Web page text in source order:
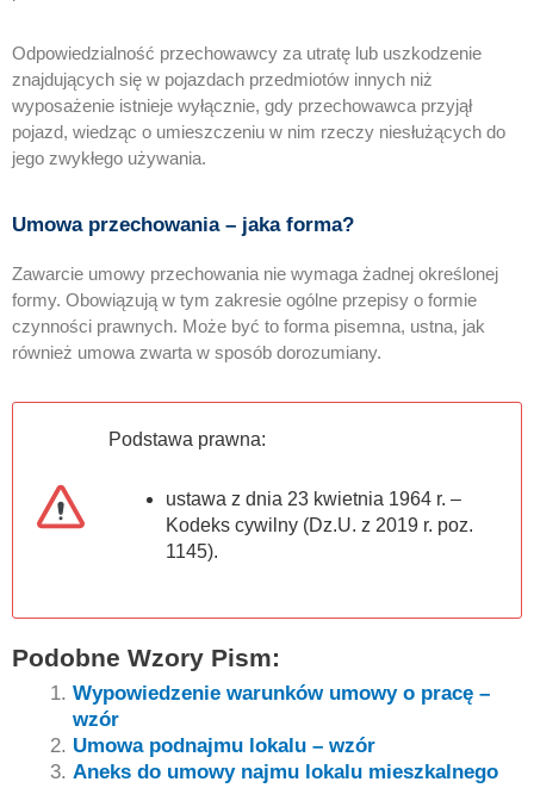
Odpowiedzialność przechowawcy za utratę lub uszkodzenie
znajdujących się w pojazdach przedmiotów innych niż
wyposażenie istnieje wyłącznie, gdy przechowawca przyjął
pojazd, wiedząc o umieszczeniu w nim rzeczy niesłużących do
jego zwykłego używania.
Umowa przechowania – jaka forma?
Zawarcie umowy przechowania nie wymaga żadnej określonej
formy. Obowiązują w tym zakresie ogólne przepisy o formie
czynności prawnych. Może być to forma pisemna, ustna, jak
również umowa zwarta w sposób dorozumiany.
Podstawa prawna:
ustawa z dnia 23 kwietnia 1964 r. –
Kodeks cywilny (Dz.U. z 2019 r. poz.
1145).
Podobne Wzory Pism:
Wypowiedzenie warunków umowy o pracę –
wzór
Umowa podnajmu lokalu – wzór
Aneks do umowy najmu lokalu mieszkalnego